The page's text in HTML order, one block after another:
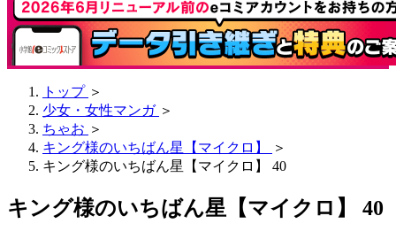
トップ ＞
少女・女性マンガ ＞
ちゃお ＞
キング様のいちばん星【マイクロ】
＞
キング様のいちばん星【マイクロ】 40
キング様のいちばん星【マイクロ】 40